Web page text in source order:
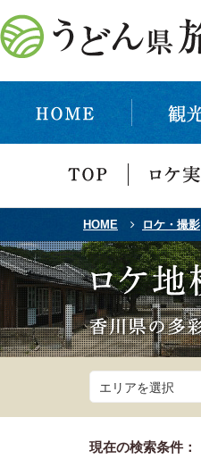
HOME ロケ・撮影
エリアを選択
現在の検索条件：